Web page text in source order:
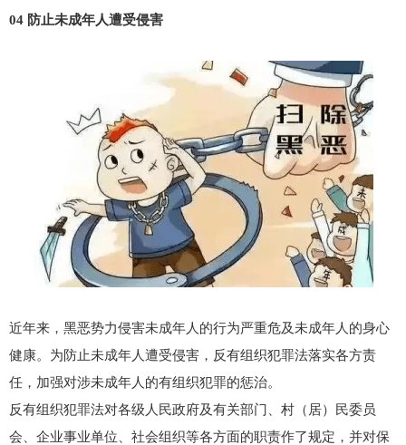
04 防止未成年人遭受侵害
近年来，黑恶势力侵害未成年人的行为严重危及未成年人的身心
健康。为防止未成年人遭受侵害，反有组织犯罪法落实各方责
任，加强对涉未成年人的有组织犯罪的惩治。
反有组织犯罪法对各级人民政府及有关部门、村（居）民委员
会、企业事业单位、社会组织等各方面的职责作了规定，并对保